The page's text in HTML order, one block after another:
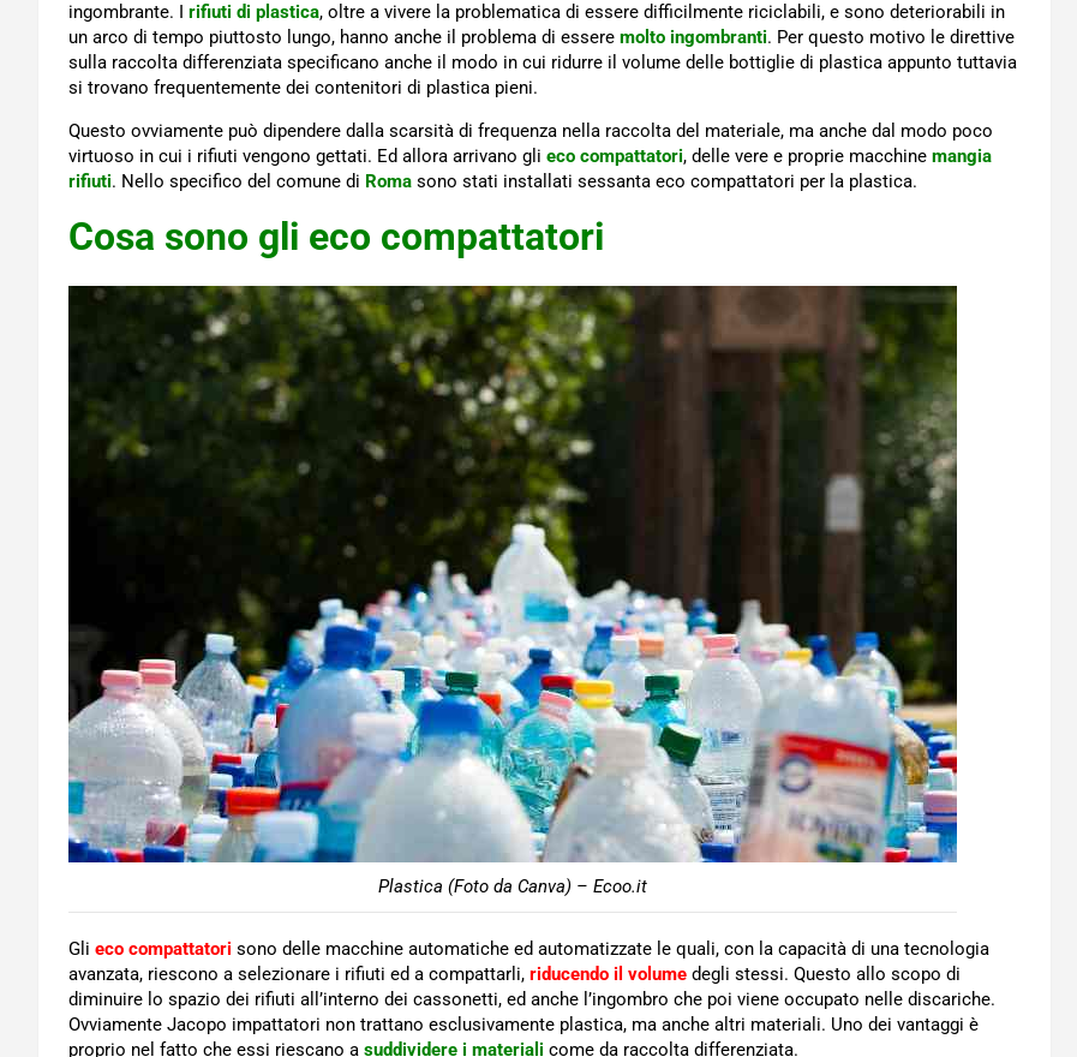
ingombrante. I rifiuti di plastica, oltre a vivere la problematica di essere difficilmente riciclabili, e sono deteriorabili in
un arco di tempo piuttosto lungo, hanno anche il problema di essere molto ingombranti. Per questo motivo le direttive
sulla raccolta differenziata specificano anche il modo in cui ridurre il volume delle bottiglie di plastica appunto tuttavia
si trovano frequentemente dei contenitori di plastica pieni.
Questo ovviamente può dipendere dalla scarsità di frequenza nella raccolta del materiale, ma anche dal modo poco
virtuoso in cui i rifiuti vengono gettati. Ed allora arrivano gli eco compattatori, delle vere e proprie macchine mangia
rifiuti. Nello specifico del comune di Roma sono stati installati sessanta eco compattatori per la plastica.
Cosa sono gli eco compattatori
Plastica (Foto da Canva) – Ecoo.it
Gli eco compattatori sono delle macchine automatiche ed automatizzate le quali, con la capacità di una tecnologia
avanzata, riescono a selezionare i rifiuti ed a compattarli, riducendo il volume degli stessi. Questo allo scopo di
diminuire lo spazio dei rifiuti all’interno dei cassonetti, ed anche l’ingombro che poi viene occupato nelle discariche.
Ovviamente Jacopo impattatori non trattano esclusivamente plastica, ma anche altri materiali. Uno dei vantaggi è
proprio nel fatto che essi riescano a suddividere i materiali come da raccolta differenziata.